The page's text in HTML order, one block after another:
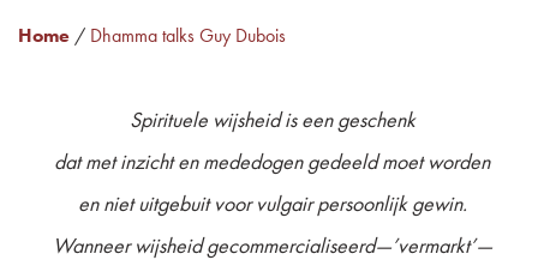
Home / Dhamma talks Guy Dubois
Spirituele wijsheid is een geschenk
dat met inzicht en mededogengedeeld moet worden
en niet uitgebuit voor vulgair persoonlijk gewin.
Wanneer wijsheid gecommercialiseerd—’vermarkt’—